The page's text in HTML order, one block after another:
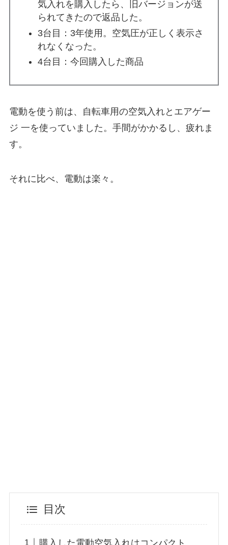
気入れを購入したら、旧バージョンが送
られてきたので返品した。
3台目： 3年使用 。空気圧が正しく表示さ
れなくなった。
4台目：今回購入した商品
電動を使う前は、自転車用の空気入れとエアゲー
ジ 一を使っていました。手間がかかるし、疲れま
す。
それに比べ、電動は楽々。
目次
購入した電動空気入れはコンパクト